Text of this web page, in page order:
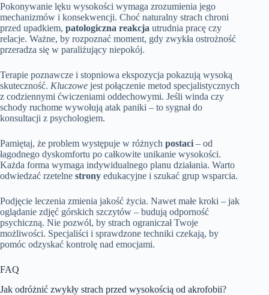
Pokonywanie lęku wysokości wymaga zrozumienia jego
mechanizmów i konsekwencji. Choć naturalny strach chroni
przed upadkiem, patologiczna reakcja utrudnia pracę czy
relacje. Ważne, by rozpoznać moment, gdy zwykła ostrożność
przeradza się w paraliżujący niepokój.
Terapie poznawcze i stopniowa ekspozycja pokazują wysoką
skuteczność. Kluczowe jest połączenie metod specjalistycznych
z codziennymi ćwiczeniami oddechowymi. Jeśli winda czy
schody ruchome wywołują atak paniki – to sygnał do
konsultacji z psychologiem.
Pamiętaj, że problem występuje w różnych postaci – od
łagodnego dyskomfortu po całkowite unikanie wysokości.
Każda forma wymaga indywidualnego planu działania. Warto
odwiedzać rzetelne strony edukacyjne i szukać grup wsparcia.
Podjęcie leczenia zmienia jakość życia. Nawet małe kroki – jak
oglądanie zdjęć górskich szczytów – budują odporność
psychiczną. Nie pozwól, by strach ograniczał Twoje
możliwości. Specjaliści i sprawdzone techniki czekają, by
pomóc odzyskać kontrolę nad emocjami.
FAQ
Jak odróżnić zwykły strach przed wysokością od akrofobii?